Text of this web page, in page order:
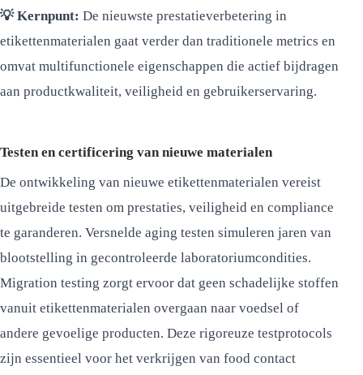
💡 Kernpunt: De nieuwste prestatieverbetering in
etikettenmaterialen gaat verder dan traditionele metrics en
omvat multifunctionele eigenschappen die actief bijdragen
aan productkwaliteit, veiligheid en gebruikerservaring.
Testen en certificering van nieuwe materialen
De ontwikkeling van nieuwe etikettenmaterialen vereist
uitgebreide testen om prestaties, veiligheid en compliance
te garanderen. Versnelde aging testen simuleren jaren van
blootstelling in gecontroleerde laboratoriumcondities.
Migration testing zorgt ervoor dat geen schadelijke stoffen
vanuit etikettenmaterialen overgaan naar voedsel of
andere gevoelige producten. Deze rigoreuze testprotocols
zijn essentieel voor het verkrijgen van food contact